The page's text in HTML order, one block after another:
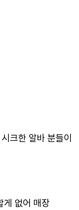
크한 알바 분들이
게 없어 매장